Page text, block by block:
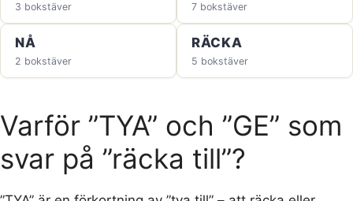
3 bokstäver 7 bokstäver
NÅ
2 bokstäver
RÄCKA
5 bokstäver
Varför ”TYA” och ”GE” som
svar på ”räcka till”?